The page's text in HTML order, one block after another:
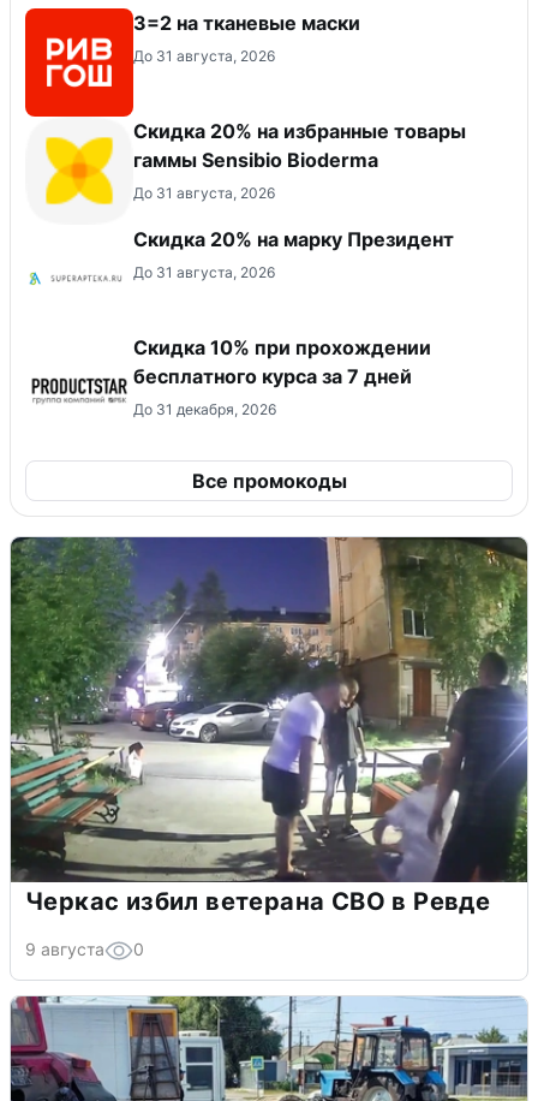
3=2 на тканевые маски
До 31 августа, 2026
Скидка 20% на избранные товары
гаммы Sensibio Bioderma
До 31 августа, 2026
Скидка 20% на марку Президент
До 31 августа, 2026
Скидка 10% при прохождении
бесплатного курса за 7 дней
До 31 декабря, 2026
Все промокоды
Черкас избил ветерана СВО в Ревде
9 августа 0